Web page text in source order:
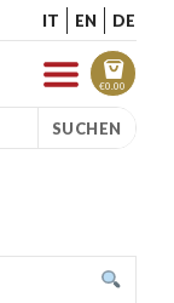
IT EN DE
€0.00
SUCHEN